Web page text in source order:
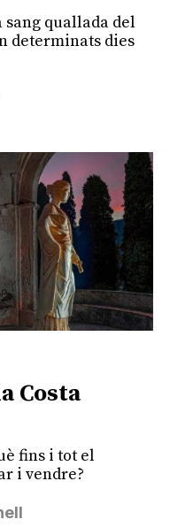
sang quallada del
determinats dies
Costa
fins i tot el
i vendre?